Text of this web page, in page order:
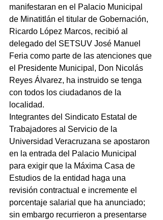
manifestaran en el Palacio Municipal
de Minatitlán el titular de Gobernación,
Ricardo López Marcos, recibió al
delegado del SETSUV José Manuel
Feria como parte de las atenciones que
el Presidente Municipal, Don Nicolás
Reyes Álvarez, ha instruido se tenga
con todos los ciudadanos de la
localidad.
Integrantes del Sindicato Estatal de
Trabajadores al Servicio de la
Universidad Veracruzana se apostaron
en la entrada del Palacio Municipal
para exigir que la Máxima Casa de
Estudios de la entidad haga una
revisión contractual e incremente el
porcentaje salarial que ha anunciado;
sin embargo recurrieron a presentarse